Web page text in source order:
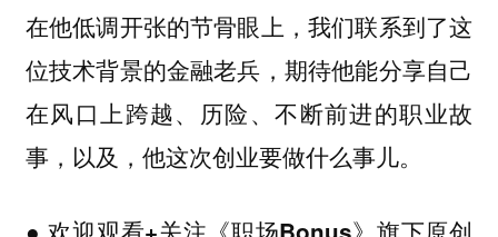
在他低调开张的节骨眼上，我们联系到了这
位技术背景的金融老兵，期待他能分享自己
在风口上跨越、历险、不断前进的职业故
事 ，以及， 他这次创业要做什么事儿。
● 欢迎观看+关注《职场Bonus》旗下原创